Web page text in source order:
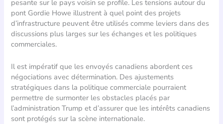
pesante sur le pays voisin se profile. Les tensions autour du
pont Gordie Howe illustrent à quel point des projets
d’infrastructure peuvent être utilisés comme leviers dans des
discussions plus larges sur les échanges et les politiques
commerciales.
Il est impératif que les envoyés canadiens abordent ces
négociations avec détermination. Des ajustements
stratégiques dans la politique commerciale pourraient
permettre de surmonter les obstacles placés par
l’administration Trump et d’assurer que les intérêts canadiens
sont protégés sur la scène internationale.